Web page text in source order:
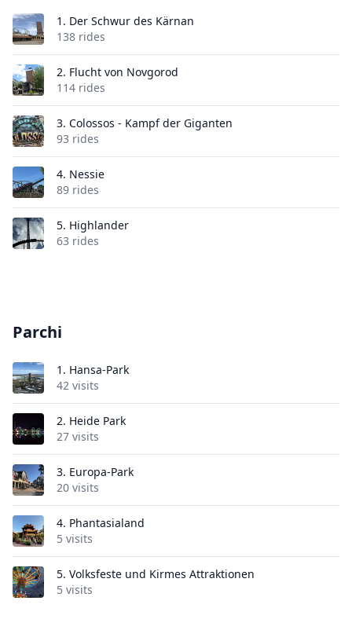
1. Der Schwur des Kärnan
138 rides
2. Flucht von Novgorod
114 rides
3. Colossos - Kampf der Giganten
93 rides
4. Nessie
89 rides
5. Highlander
63 rides
Parchi
1. Hansa-Park
42 visits
2. Heide Park
27 visits
3. Europa-Park
20 visits
4. Phantasialand
5 visits
5. Volksfeste und Kirmes Attraktionen
5 visits